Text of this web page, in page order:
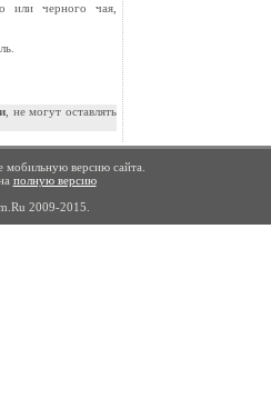
или черного чая,
, не могут оставлять
мобильную версию сайта.
полную версию
2009-2015.